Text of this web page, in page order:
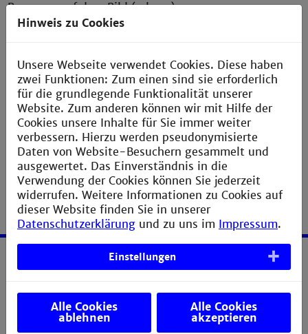
Personen auf dem Bild (v.l.n.r.):
Bildungsbürgermeister Dirk Grunert
Unternehmensbetreuer Matthias Wolf
Wirtschaftsbürgermeister Thorsten Riehle
« zurück
Service
Impressum
Erklärung zur Barrierefreiheit
Hinweis zu Cookies
Unsere Webseite verwendet Cookies. Diese haben
zwei Funktionen: Zum einen sind sie erforderlich
für die grundlegende Funktionalität unserer
Website. Zum anderen können wir mit Hilfe der
Cookies unsere Inhalte für Sie immer weiter
verbessern. Hierzu werden pseudonymisierte
Daten von Website-Besuchern gesammelt und
ausgewertet. Das Einverständnis in die
Verwendung der Cookies können Sie jederzeit
widerrufen. Weitere Informationen zu Cookies auf
dieser Website finden Sie in unserer
Datenschutzerklärung und zu uns im Impressum.
Einstellungen
Alle Cookies
ablehnen
Alle Cookies
akzeptieren